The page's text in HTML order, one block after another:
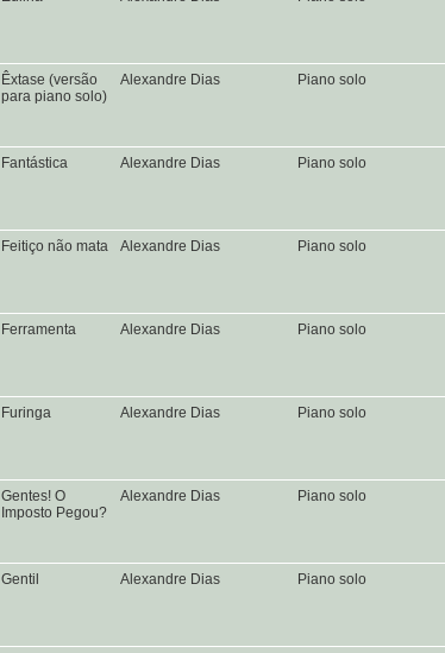
Êxtase (versão
para piano solo)
Alexandre Dias Piano solo
Fantástica Alexandre Dias Piano solo
Feitiço não mata Alexandre Dias Piano solo
Ferramenta Alexandre Dias Piano solo
Furinga Alexandre Dias Piano solo
Gentes! O
Imposto Pegou?
Alexandre Dias Piano solo
Gentil Alexandre Dias Piano solo